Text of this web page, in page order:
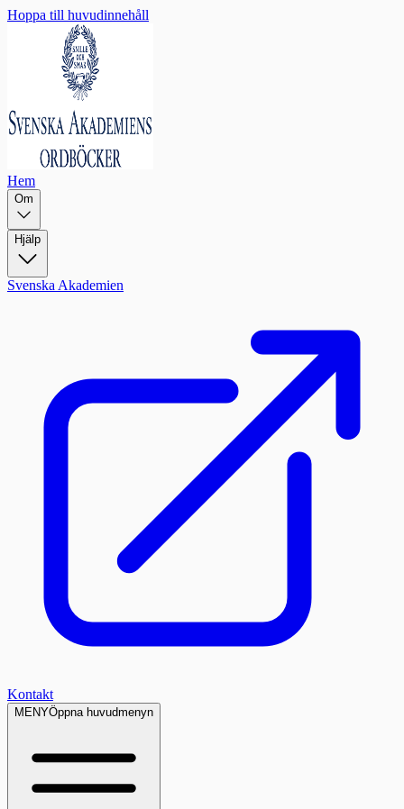
Hoppa till huvudinnehåll
Hem
Om
Hjälp
Svenska Akademien
Kontakt
MENYÖppna huvudmenyn